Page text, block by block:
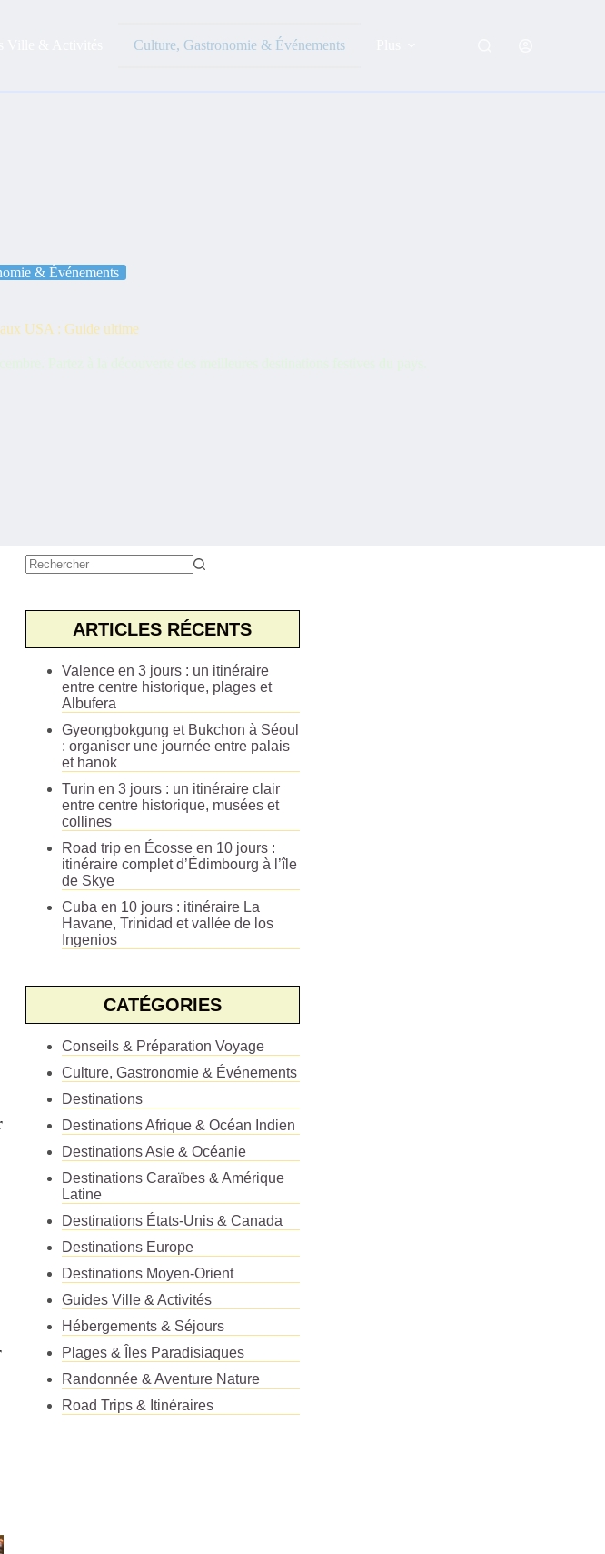
Culture, Gastronomie & Événements
& Événements
USA : Guide ultime
Partez à la découverte des meilleures destinations festives du pays.
ARTICLES RÉCENTS
Valence en 3 jours : un itinéraire
entre centre historique, plages et
Albufera
Gyeongbokgung et Bukchon à Séoul
: organiser une journée entre palais
et hanok
Turin en 3 jours : un itinéraire clair
entre centre historique, musées et
collines
Road trip en Écosse en 10 jours :
itinéraire complet d’Édimbourg à l’île
de Skye
Cuba en 10 jours : itinéraire La
Havane, Trinidad et vallée de los
Ingenios
CATÉGORIES
Conseils & Préparation Voyage
Culture, Gastronomie & Événements
Destinations
Destinations Afrique & Océan Indien
Destinations Asie & Océanie
Destinations Caraïbes & Amérique
Latine
Destinations États-Unis & Canada
Destinations Europe
Destinations Moyen-Orient
Guides Ville & Activités
Hébergements & Séjours
Plages & Îles Paradisiaques
Randonnée & Aventure Nature
Road Trips & Itinéraires